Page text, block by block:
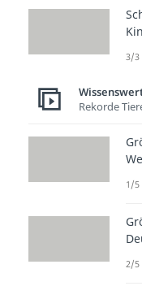
3/3
Rekorde
1/5
2/5